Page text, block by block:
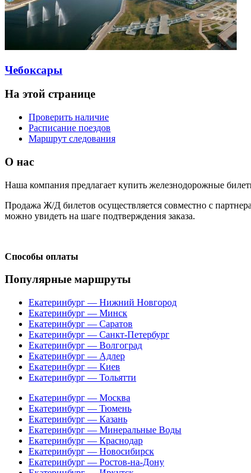
Чебоксары
На этой странице
Проверить наличие
Расписание поездов
Маршрут следования
О нас
Наша компания предлагает купить железнодорожные
Продажа Ж/Д билетов осуществляется совместно с
можно увидеть на шаге подтверждения заказа.
Способы оплаты
Популярные маршруты
Екатеринбург — Нижний Новгород
Екатеринбург — Минск
Екатеринбург — Саратов
Екатеринбург — Санкт-Петербург
Екатеринбург — Волгоград
Екатеринбург — Адлер
Екатеринбург — Киев
Екатеринбург — Тольятти
Екатеринбург — Москва
Екатеринбург — Тюмень
Екатеринбург — Казань
Екатеринбург — Минеральные Воды
Екатеринбург — Краснодар
Екатеринбург — Новосибирск
Екатеринбург — Ростов-на-Дону